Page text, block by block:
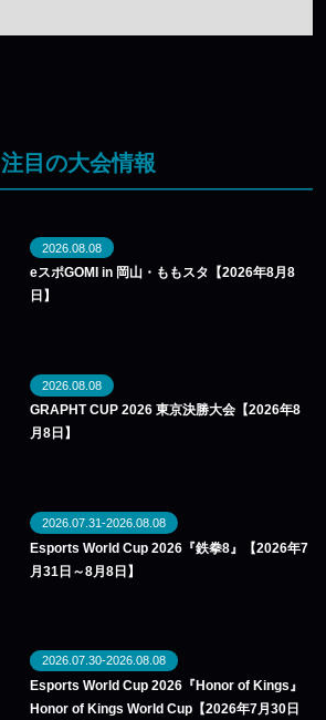
注目の大会情報
2026.08.08
eスポGOMI in 岡山・ももスタ【2026年8月8
日】
2026.08.08
GRAPHT CUP 2026 東京決勝大会【2026年8
月8日】
2026.07.31-2026.08.08
Esports World Cup 2026『鉄拳8』【2026年7
月31日～8月8日】
2026.07.30-2026.08.08
Esports World Cup 2026『Honor of Kings』
Honor of Kings World Cup【2026年7月30日